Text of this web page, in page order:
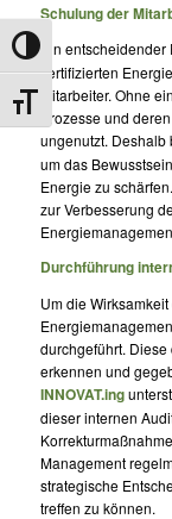
Umschalten auf
Schrift vergrößern
Schulung der
Ein entscheidender
zertifizierten
Mitarbeiter. Ohne
Prozesse und
ungenutzt. Deshalb
um das
Energie zu
zur Verbesserung
Durchführung
Um die
durchgeführt.
erkennen und
INNOVAT.ing
dieser internen
Management
strategische
treffen zu können.